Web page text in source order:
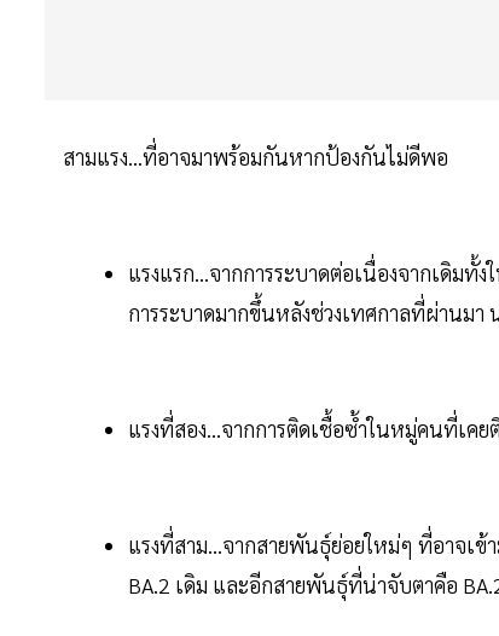
สามแรง...ที่อาจมาพร้อมกันหากป้องกันไม่ดีพอ
แรงแรก...จากการระบาดต่อเนื่องจากเดิม
การระบาดมากขึ้นหลังช่วงเทศกาลที่ผ่านม
แรงที่สอง...จากการติดเชื้อซ้ำในหมู่คนที่เค
แรงที่สาม...จากสายพันธุ์ย่อยใหม่ๆ ที่อาจเ
BA.2 เดิม และอีกสายพันธุ์ที่น่าจับตาคือ